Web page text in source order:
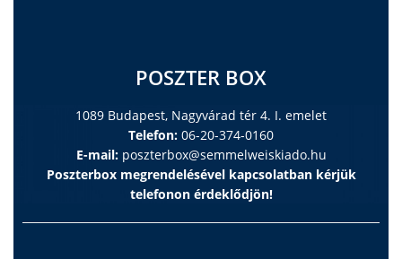
POSZTER BOX
1089 Budapest, Nagyvárad tér 4. I. emelet
Telefon: 06-20-374-0160
E-mail: poszterbox@semmelweiskiado.hu
Poszterbox megrendelésével kapcsolatban kérjük
telefonon érdeklődjön!